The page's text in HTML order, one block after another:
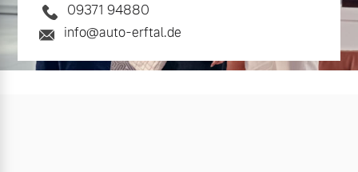
09371 94880
info@auto-erftal.de